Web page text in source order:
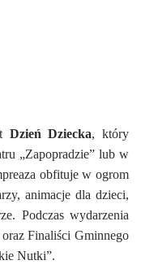
Dzień Dziecka, który
„Zapopradzie” lub w
obfituje w ogrom
animacje dla dzieci,
Podczas wydarzenia
Finaliści Gminnego
Nutki”.